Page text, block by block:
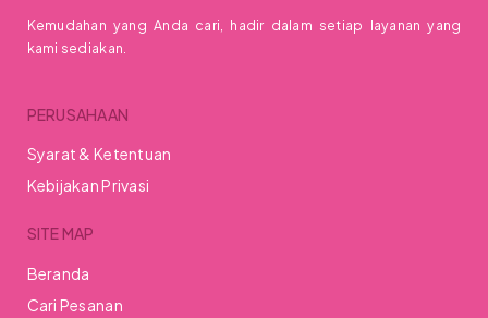
Kemudahan yang Anda cari, hadir dalam setiap layanan yang
kami sediakan.
PERUSAHAAN
Syarat & Ketentuan
Kebijakan Privasi
SITE MAP
Beranda
Cari Pesanan